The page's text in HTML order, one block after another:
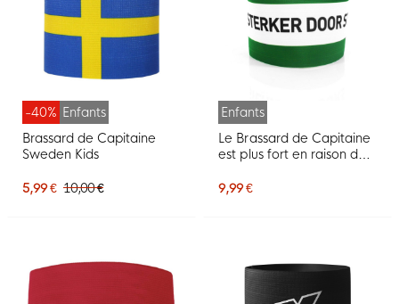
-40% Enfants
Brassard de Capitaine
Sweden Kids
5,99 € 10,00 €
Enfants
Le Brassard de Capitaine
est plus fort en raison de
9,99 €